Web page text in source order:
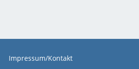
Impressum/Kontakt